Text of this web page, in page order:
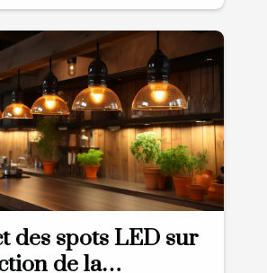
des spots LED sur
de la